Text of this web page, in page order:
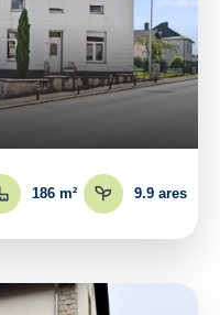
186 m² 9.9 ares